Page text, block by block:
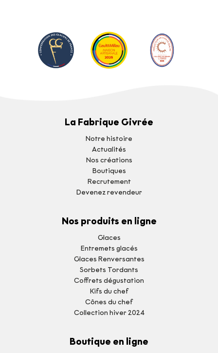
La Fabrique Givrée
Notre histoire
Actualités
Nos créations
Boutiques
Recrutement
Devenez revendeur
Nos produits en ligne
Glaces
Entremets glacés
Glaces Renversantes
Sorbets Tordants
Coffrets dégustation
Kifs du chef
Cônes du chef
Collection hiver 2024
Boutique en ligne